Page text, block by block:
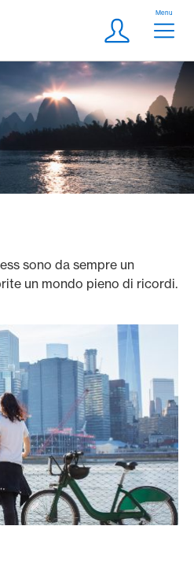
Meta
Login
Menu
sono da sempre un
un mondo pieno di ricordi.